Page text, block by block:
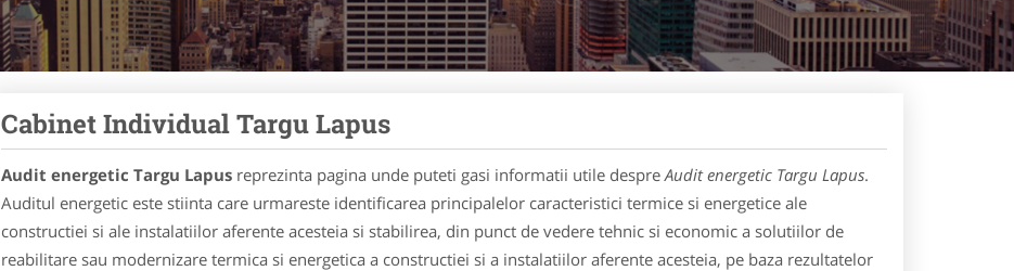
Cabinet Individual Targu Lapus
Audit energetic Targu Lapusreprezinta pagina unde puteti gasi informatii utile despreAudit energetic Targu Lapus.
Auditul energetic este stiinta care urmareste identificarea principalelor caracteristici termice si energetice ale
constructiei si ale instalatiilor aferente acesteia si stabilirea, din punct de vedere tehnic si economic a solutiilor de
reabilitare sau modernizare termica si energetica a constructiei si a instalatiilor aferente acesteia, pe baza rezultatelor